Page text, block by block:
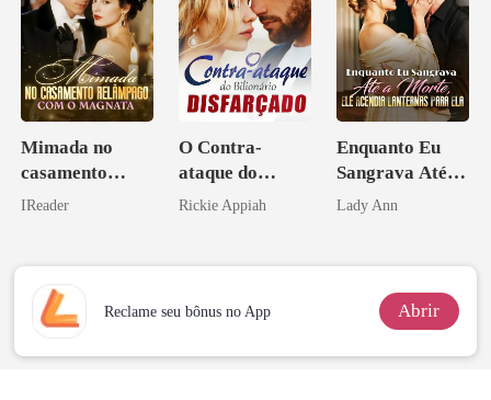
Mimada no
casamento
relâmpago com
IReader
O Contra-
ataque do
Bilionário
Rickie Appiah
Enquanto Eu
Sangrava Até a
Morte, Ele
Ela
Lady Ann
Reclame seu bônus no App Abrir